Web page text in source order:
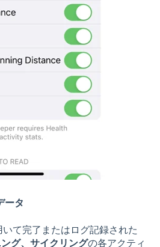
ータ
て完了またはログ記録された
グ、サイクリングの各アクティ